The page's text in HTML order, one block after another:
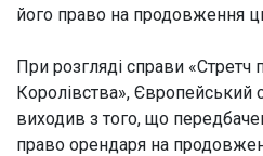
його право на продовження
При розгляді справи «Стретч
Королівства»,
виходив з того, що
право орендаря на